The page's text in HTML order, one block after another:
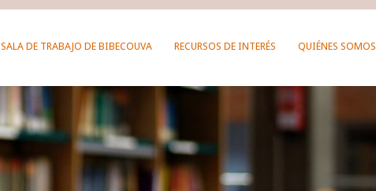
SALA DE TRABAJO DE BIBECOUVA RECURSOS DE INTERÉS QUIÉNES SOMOS